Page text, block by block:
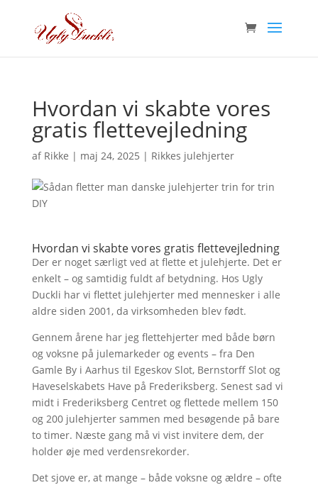
Hvordan vi skabte vores
gratis flettevejledning
af Rikke | maj 24, 2025 | Rikkes julehjerter
Hvordan vi skabte vores gratis flettevejledning
Der er noget særligt ved at flette et julehjerte. Det er
enkelt – og samtidig fuldt af betydning. Hos Ugly
Duckli har vi flettet julehjerter med mennesker i alle
aldre siden 2001, da virksomheden blev født.
Gennem årene har jeg flettehjerter med både børn
og voksne på julemarkeder og events – fra Den
Gamle By i Aarhus til Egeskov Slot, Bernstorff Slot og
Haveselskabets Have på Frederiksberg. Senest sad vi
midt i Frederiksberg Centret og flettede mellem 150
og 200 julehjerter sammen med besøgende på bare
to timer. Næste gang må vi vist invitere dem, der
holder øje med verdensrekorder.
Det sjove er, at mange – både voksne og ældre – ofte